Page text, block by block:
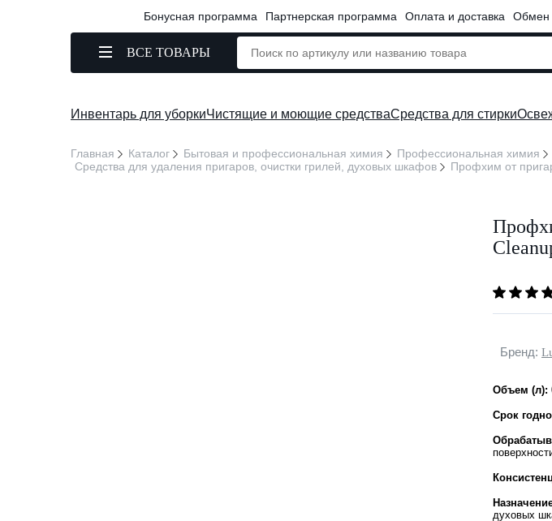
Бонусная программа Партнерская программа Оплата и доставка Обмен
ВСЕ ТОВАРЫ
Инвентарь для уборкиЧистящие и моющие средстваСредства для стирки
Главная Каталог Бытовая и профессиональная химия Профессиональная химия
Средства для удаления пригаров, очистки грилей, духовых шкафов
Профхим от
Бренд:
Объем (л):
Срок
духовых